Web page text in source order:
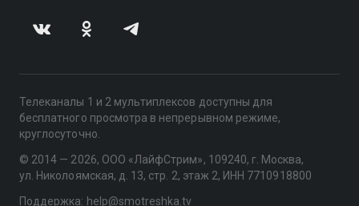
Телеканалы 1 и 2 мультиплексов доступны для
бесплатного просмотра в непрерывном режиме,
круглосуточно.
© 2014 — 2026, ООО «ЛайфСтрим», 109240, г. Москва,
ул. Николоямская, д. 13, стр. 2, этаж 2, ИНН 7710918800
Поддержка: help@smotreshka.tv